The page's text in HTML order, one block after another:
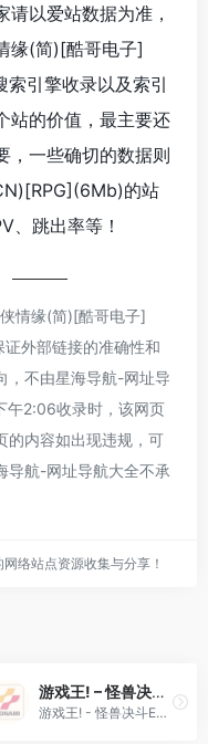
以爱站数据为准，
缘(简)[酷哥电子]
引擎收录以及索引
站的价值，最主要还
，一些确切的数据则
的站
、跳出率等！
情缘(简)[酷哥电子]
外部链接的准确性和
，不由星海导航-网址导
午2:06收录时，该网页
的内容如出现违规，可
导航-网址导航大全不承
络站点资源收集与分享！
游戏王! – 怪兽决斗EX 2[九柳](Beta) (繁)(JP)(128Mb)
游戏王! - 怪兽决斗EX 2[九柳](Beta) (繁)(JP)(128Mb)